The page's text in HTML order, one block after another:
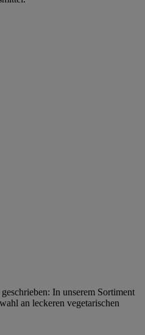
In unserem Sortiment
an leckeren vegetarischen